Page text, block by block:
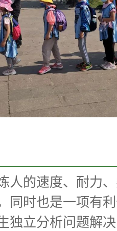
人的速度、耐力
同时也是一项有
独立分析问题解